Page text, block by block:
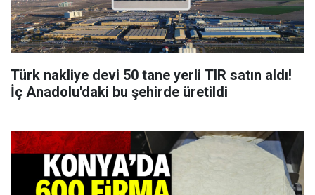
Türk nakliye devi 50 tane yerli TIR satın aldı!
İç Anadolu'daki bu şehirde üretildi